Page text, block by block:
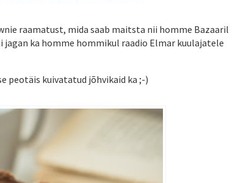
raamatust, mida saab maitsta nii homme Bazaaril
ka homme hommikul raadio Elmar kuulajatele
peotäis kuivatatud jõhvikaid ka ;-)